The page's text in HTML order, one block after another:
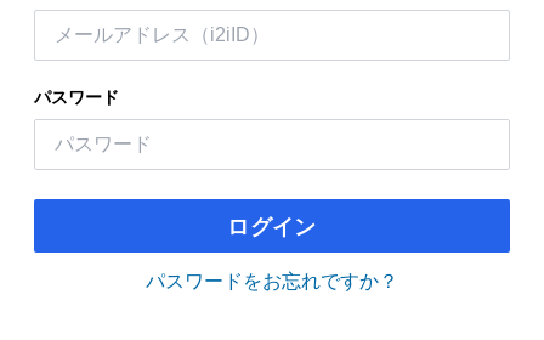
パスワード
ログイン
パスワードをお忘れですか？